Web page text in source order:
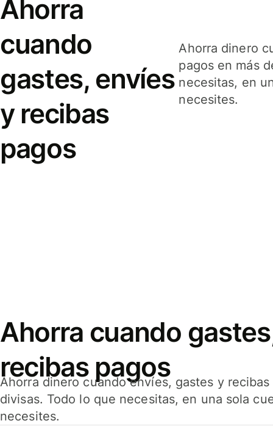
Ahorra
cuando
gastes, envíes
y recibas
pagos
Ahorra dinero
pagos en más
necesitas, en
necesites.
Ahorra cuando
recibas pagos
Ahorra dinero cuando envíes, gastes y
divisas. Todo lo que necesitas, en una sola
necesites.